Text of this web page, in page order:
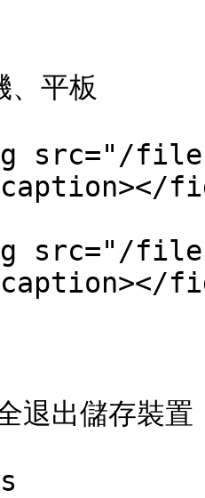
平板
src="/
src="/files/
出儲存裝置